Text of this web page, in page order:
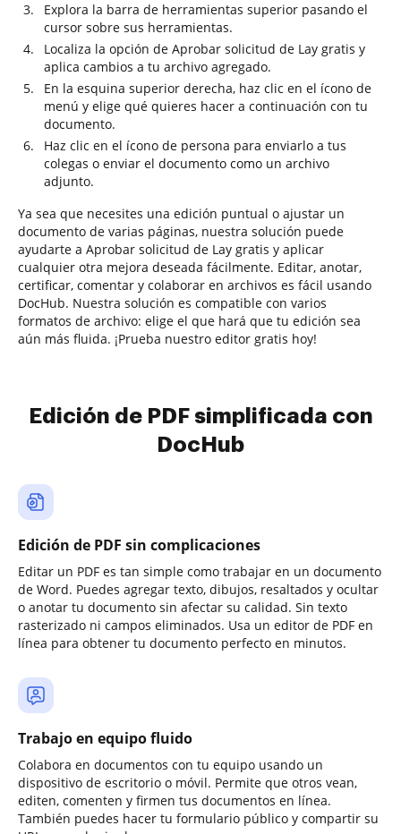
Explora la barra de herramientas superior pasando el
cursor sobre sus herramientas.
Localiza la opción de Aprobar solicitud de Lay gratis y
aplica cambios a tu archivo agregado.
En la esquina superior derecha, haz clic en el ícono de
menú y elige qué quieres hacer a continuación con tu
documento.
Haz clic en el ícono de persona para enviarlo a tus
colegas o enviar el documento como un archivo
adjunto.
Ya sea que necesites una edición puntual o ajustar un
documento de varias páginas, nuestra solución puede
ayudarte a Aprobar solicitud de Lay gratis y aplicar
cualquier otra mejora deseada fácilmente. Editar, anotar,
certificar, comentar y colaborar en archivos es fácil usando
DocHub. Nuestra solución es compatible con varios
formatos de archivo: elige el que hará que tu edición sea
aún más fluida. ¡Prueba nuestro editor gratis hoy!
Edición de PDF simplificada con
DocHub
Edición de PDF sin complicaciones
Editar un PDF es tan simple como trabajar en un documento
de Word. Puedes agregar texto, dibujos, resaltados y ocultar
o anotar tu documento sin afectar su calidad. Sin texto
rasterizado ni campos eliminados. Usa un editor de PDF en
línea para obtener tu documento perfecto en minutos.
Trabajo en equipo fluido
Colabora en documentos con tu equipo usando un
dispositivo de escritorio o móvil. Permite que otros vean,
editen, comenten y firmen tus documentos en línea.
También puedes hacer tu formulario público y compartir su